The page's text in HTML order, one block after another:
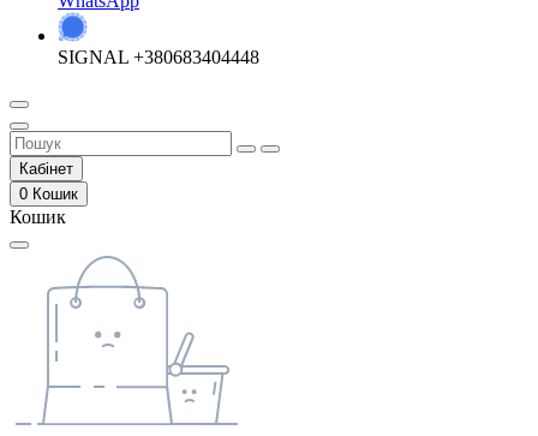
SIGNAL +380683404448
Кабінет
0 Кошик
Кошик